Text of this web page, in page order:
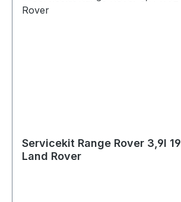
Servicekit Range Rover 3,9l
Land Rover